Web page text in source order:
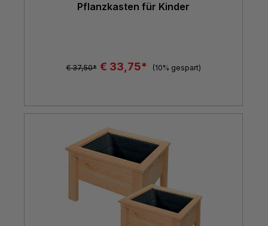
Pflanzkasten für Kinder
€ 37,50* € 33,75* (10% gespart)